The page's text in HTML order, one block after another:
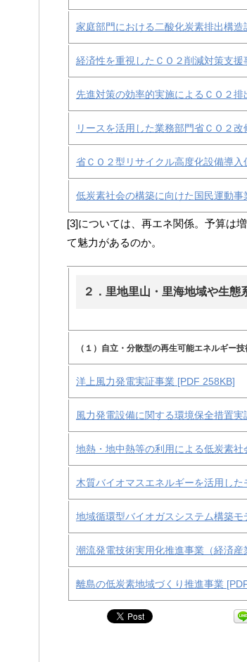
家庭部門における二酸化炭素排出構
経済性を重視したＣＯ２削減対策支援
先進対策の効率的実施によるＣＯ２
リースを活用した業務部門省ＣＯ２
省ＣＯ２型リサイクル高度化設備導
低炭素社会の構築に向けた国民運動事
[3]については、再エネ関係。予算は
て魅力があるのか。
２．里地里山・里海地域や生
（１）自立・分散型の再生可能エネルギー
洋上風力発電実証事業 [PDF 258KB]
風力発電設備に関する環境保全措置
地熱・地中熱等の利用による低炭素
木質バイオマスエネルギーを活用し
地域循環型バイオガスシステム構築
潮流発電技術実用化推進事業（経済
離島の低炭素地域づくり推進事業